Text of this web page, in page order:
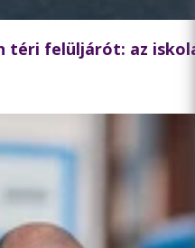
téri felüljárót: az